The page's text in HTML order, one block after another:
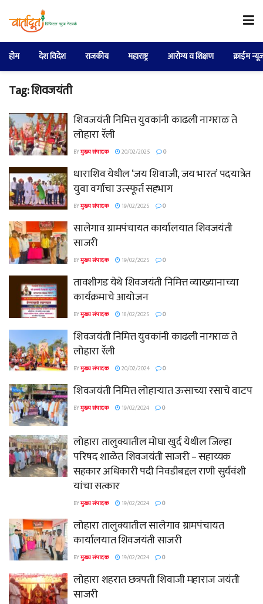
होम देश विदेश राजकीय महाराष्ट्र आरोग्य व शिक्षण क्राईम
Tag:शिवजयंती
शिवजयंती निमित्त युवकांनी काढली नागराळ ते
लोहारा रॅली
BYमुख्य संपादक 20/02/2025 0
धाराशिव येथील ‘जय शिवाजी, जय भारत’ पदयात्रेत
युवा वर्गाचा उत्स्फूर्त सहभाग
BYमुख्य संपादक 19/02/2025 0
सालेगाव ग्रामपंचायत कार्यालयात शिवजयंती
साजरी
BYमुख्य संपादक 19/02/2025 0
तावशीगड येथे शिवजयंती निमित्त व्याख्यानाच्या
कार्यक्रमाचे आयोजन
BYमुख्य संपादक 18/02/2025 0
शिवजयंती निमित्त युवकांनी काढली नागराळ ते
लोहारा रॅली
BYमुख्य संपादक 20/02/2024 0
शिवजयंती निमित्त लोहाऱ्यात ऊसाच्या रसाचे वाटप
BYमुख्य संपादक 19/02/2024 0
लोहारा तालुक्यातील मोघा खुर्द येथील जिल्हा
परिषद शाळेत शिवजयंती साजरी – सहाय्यक
सहकार अधिकारी पदी निवडीबद्दल राणी सुर्यवंशी
यांचा सत्कार
BYमुख्य संपादक 19/02/2024 0
लोहारा तालुक्यातील सालेगाव ग्रामपंचायत
कार्यालयात शिवजयंती साजरी
BYमुख्य संपादक 19/02/2024 0
लोहारा शहरात छत्रपती शिवाजी महाराज जयंती
साजरी